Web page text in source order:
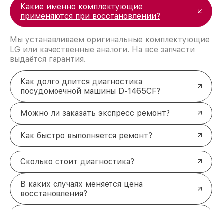
Какие именно комплектующие
применяются при восстановлении?
Мы устанавливаем оригинальные комплектующие
LG или качественные аналоги. На все запчасти
выдаётся гарантия.
Как долго длится диагностика
посудомоечной машины D-1465CF?
Можно ли заказать экспресс ремонт?
Как быстро выполняется ремонт?
Сколько стоит диагностика?
В каких случаях меняется цена
восстановления?